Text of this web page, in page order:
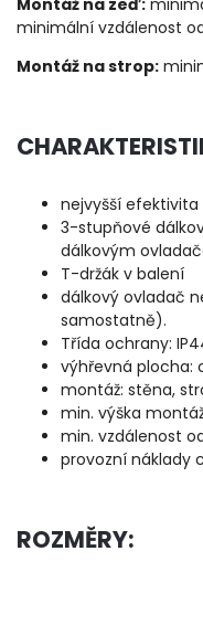
Montáž na zeď:
minimální vzdálenost
Montáž na strop:
nejvyšší efektivita
3-stupňové
dálkovým
T-držák v balení
dálkový ovladač
samostatně).
Třída ochrany:
výhřevná plocha:
montáž: stěna,
min. výška
min. vzdálenost
provozní náklady
ROZMĚRY: